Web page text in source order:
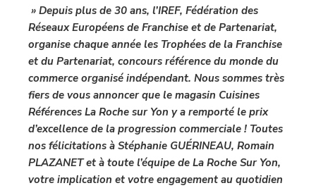
» Depuis plus de 30 ans, l’IREF, Fédération des
Réseaux Européens de Franchise et de Partenariat,
organise chaque année les Trophées de la Franchise
et du Partenariat, concours référence du monde du
commerce organisé indépendant. Nous sommes très
fiers de vous annoncer que le magasin Cuisines
Références La Roche sur Yon y a remporté le prix
d’excellence de la progression commerciale ! Toutes
nos félicitations à Stéphanie GUÉRINEAU, Romain
PLAZANET et à toute l’équipe de La Roche Sur Yon,
votre implication et votre engagement au quotidien